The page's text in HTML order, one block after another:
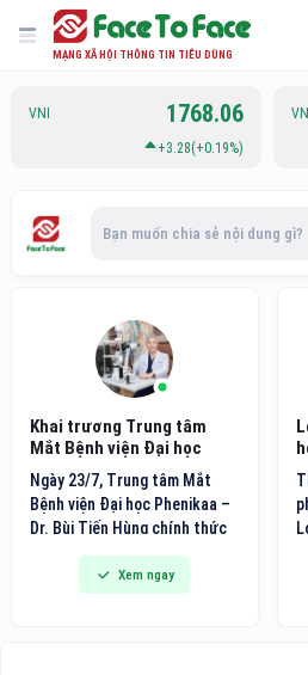
MẠNG XÃ HỘI THÔNG TIN TIÊU DÙNG
VNI 1768.06
+3.28(+0.19%)
Bạn muốn chia sẻ nội dung gì?
Khai trương Trung tâm
Mắt Bệnh viện Đại học
Phenikaa
Ngày 23/7, Trung tâm Mắt
Bệnh viện Đại học Phenikaa –
Dr. Bùi Tiến Hùng chính thức
đi vào hoạt động, đánh dấu
bước phát triển quan trọng
trong chiến lược hoàn thiện hệ
Xem ngay